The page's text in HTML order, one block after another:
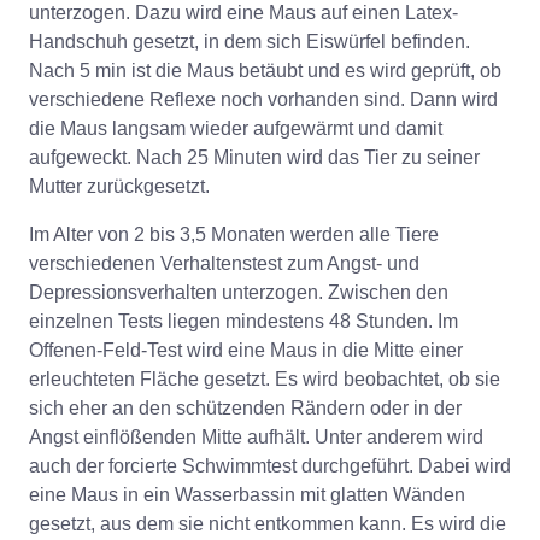
unterzogen. Dazu wird eine Maus auf einen Latex-
Handschuh gesetzt, in dem sich Eiswürfel befinden.
Nach 5 min ist die Maus betäubt und es wird geprüft, ob
verschiedene Reflexe noch vorhanden sind. Dann wird
die Maus langsam wieder aufgewärmt und damit
aufgeweckt. Nach 25 Minuten wird das Tier zu seiner
Mutter zurückgesetzt.
Im Alter von 2 bis 3,5 Monaten werden alle Tiere
verschiedenen Verhaltenstest zum Angst- und
Depressionsverhalten unterzogen. Zwischen den
einzelnen Tests liegen mindestens 48 Stunden. Im
Offenen-Feld-Test wird eine Maus in die Mitte einer
erleuchteten Fläche gesetzt. Es wird beobachtet, ob sie
sich eher an den schützenden Rändern oder in der
Angst einflößenden Mitte aufhält. Unter anderem wird
auch der forcierte Schwimmtest durchgeführt. Dabei wird
eine Maus in ein Wasserbassin mit glatten Wänden
gesetzt, aus dem sie nicht entkommen kann. Es wird die